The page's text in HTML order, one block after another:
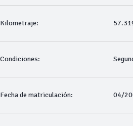
Kilometraje:
Condiciones:
Fecha de matriculación: 04/